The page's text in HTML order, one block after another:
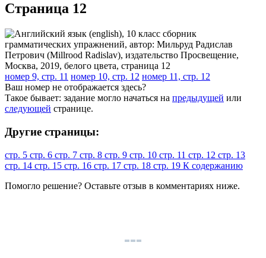
Cтраница 12
номер 9, стр. 11 номер 10, стр. 12 номер 11, стр. 12
Ваш номер не отображается здесь?
Такое бывает: задание могло начаться на предыдущей или
следующей странице.
Другие страницы:
стр. 5 стр. 6 стр. 7 стр. 8 стр. 9 стр. 10 стр. 11 стр. 12 стр. 13
стр. 14 стр. 15 стр. 16 стр. 17 стр. 18 стр. 19 К содержанию
Помогло решение? Оставьте отзыв в комментариях ниже.